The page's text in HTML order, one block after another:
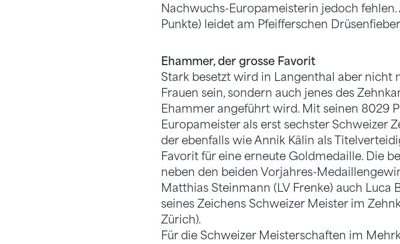
Nachwuchs-Europameisterin jedoch
Punkte) leidet am Pfeifferschen
Ehammer, der grosse Favorit
Stark besetzt wird in Langenthal aber nicht
Frauen sein, sondern auch jenes des
Ehammer angeführt wird. Mit seinen 8029
Europameister als erst sechster Schweizer
der ebenfalls wie Annik Kälin als
Favorit für eine erneute Goldmedaille. Die
neben den beiden Vorjahres-
Matthias Steinmann (LV Frenke) auch Luca
seines Zeichens Schweizer Meister im
Zürich).
Für die Schweizer Meisterschaften im